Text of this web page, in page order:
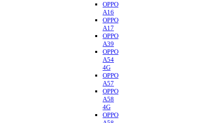
OPPO
A16
OPPO
A17
OPPO
A39
OPPO
A54
4G
OPPO
A57
OPPO
A58
4G
OPPO